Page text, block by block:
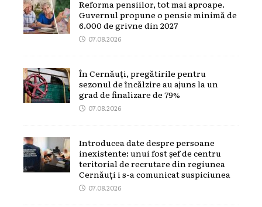
Reforma pensiilor, tot mai aproape.
Guvernul propune o pensie minimă de
6.000 de grivne din 2027
07.08.2026
În Cernăuți, pregătirile pentru
sezonul de încălzire au ajuns la un
grad de finalizare de 79%
07.08.2026
Introducea date despre persoane
inexistente: unui fost șef de centru
teritorial de recrutare din regiunea
Cernăuți i s-a comunicat suspiciunea
07.08.2026